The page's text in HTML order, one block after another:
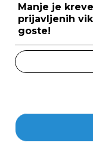
Manje je
prijavljenih
goste!